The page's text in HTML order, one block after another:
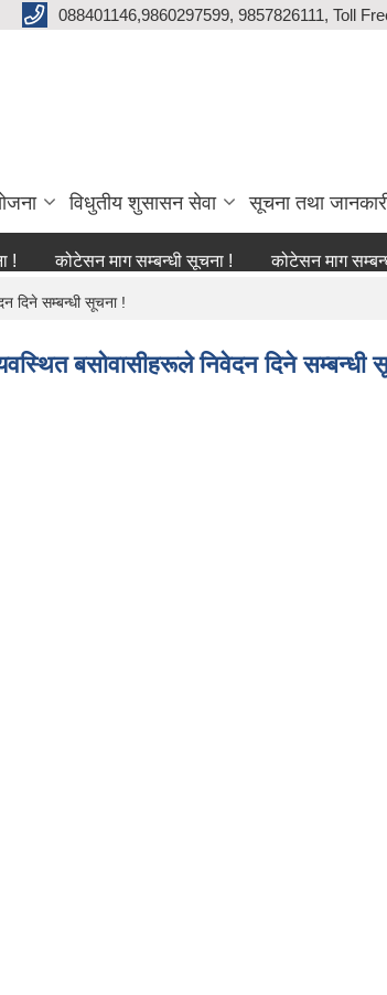
088401146,9860297599, 9857826111, Toll
विधुतीय शुसासन सेवा सूचना तथा
माग सम्बन्धी सूचना ! कोटेसन माग सम्बन्धी सूचना
दिने सम्बन्धी सूचना !
बसोवासीहरूले निवेदन दिने सम्बन्धी